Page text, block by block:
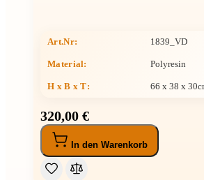
Art.Nr: 1839_VD
Material: Polyresin
H x B x T: 66 x 38 x
320,00 €
In den Warenkorb